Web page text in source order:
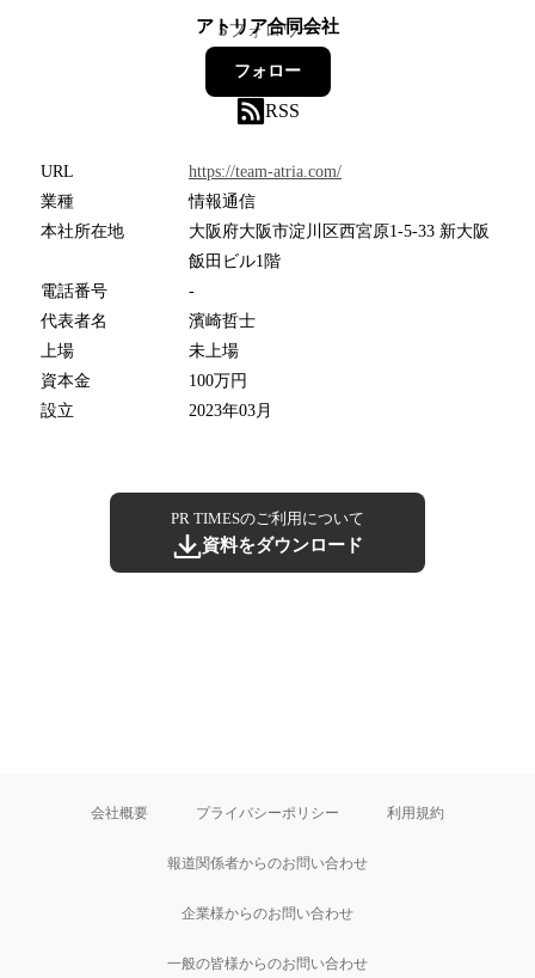
アトリア合同会社
5フォロワー
フォロー
RSS
URL
https://team-atria.com/
業種
情報通信
本社所在地
大阪府大阪市淀川区西宮原1-5-33 新大阪
飯田ビル1階
電話番号
-
代表者名
濱崎哲士
上場
未上場
資本金
100万円
設立
2023年03月
PR TIMESのご利用について
資料をダウンロード
会社概要 プライバシーポリシー 利用規約
報道関係者からのお問い合わせ
企業様からのお問い合わせ
一般の皆様からのお問い合わせ